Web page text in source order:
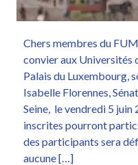
Chers membres du
convier aux Universités
Palais du Luxembourg,
Isabelle Florennes,
Seine, le vendredi 5 juin
inscrites pourront
des participants sera
aucune […]